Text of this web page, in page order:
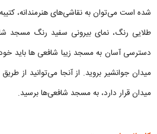
شده است می‌توان به نقاشی‌های هنرمندانه،
طلایی رنگ، نمای بیرونی سفید رنگ مسجد
دسترسی آسان به مسجد زیبا شافعی ها باید
میدان جوانشیر بروید. از آنجا می‌توانید از
میدان قرار دارد، به مسجد شافعی‌ها برسید.